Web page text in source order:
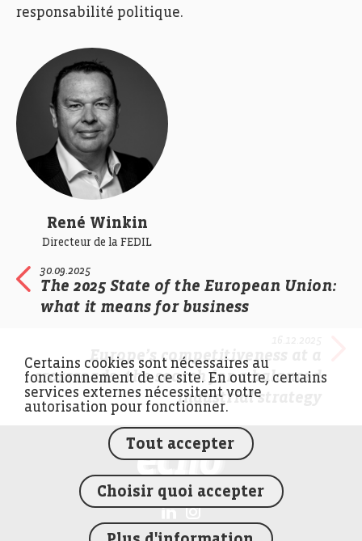
responsabilité politique.
René Winkin
Directeur de la FEDIL
30.09.2025
The 2025 State of the European Union:
what it means for business
Europe’s competitiveness at a
crossroads: the search for a balanced
industrial strategy
FEDIL écho
Certains cookies sont nécessaires au
fonctionnement de ce site. En outre, certains
services externes nécessitent votre
autorisation pour fonctionner.
Tout accepter
Choisir quoi accepter